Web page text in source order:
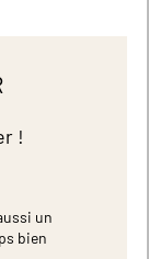
!
un
bien